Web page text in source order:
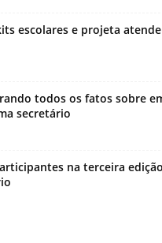
escolares e projeta
todos os fatos sobre
secretário
na terceira